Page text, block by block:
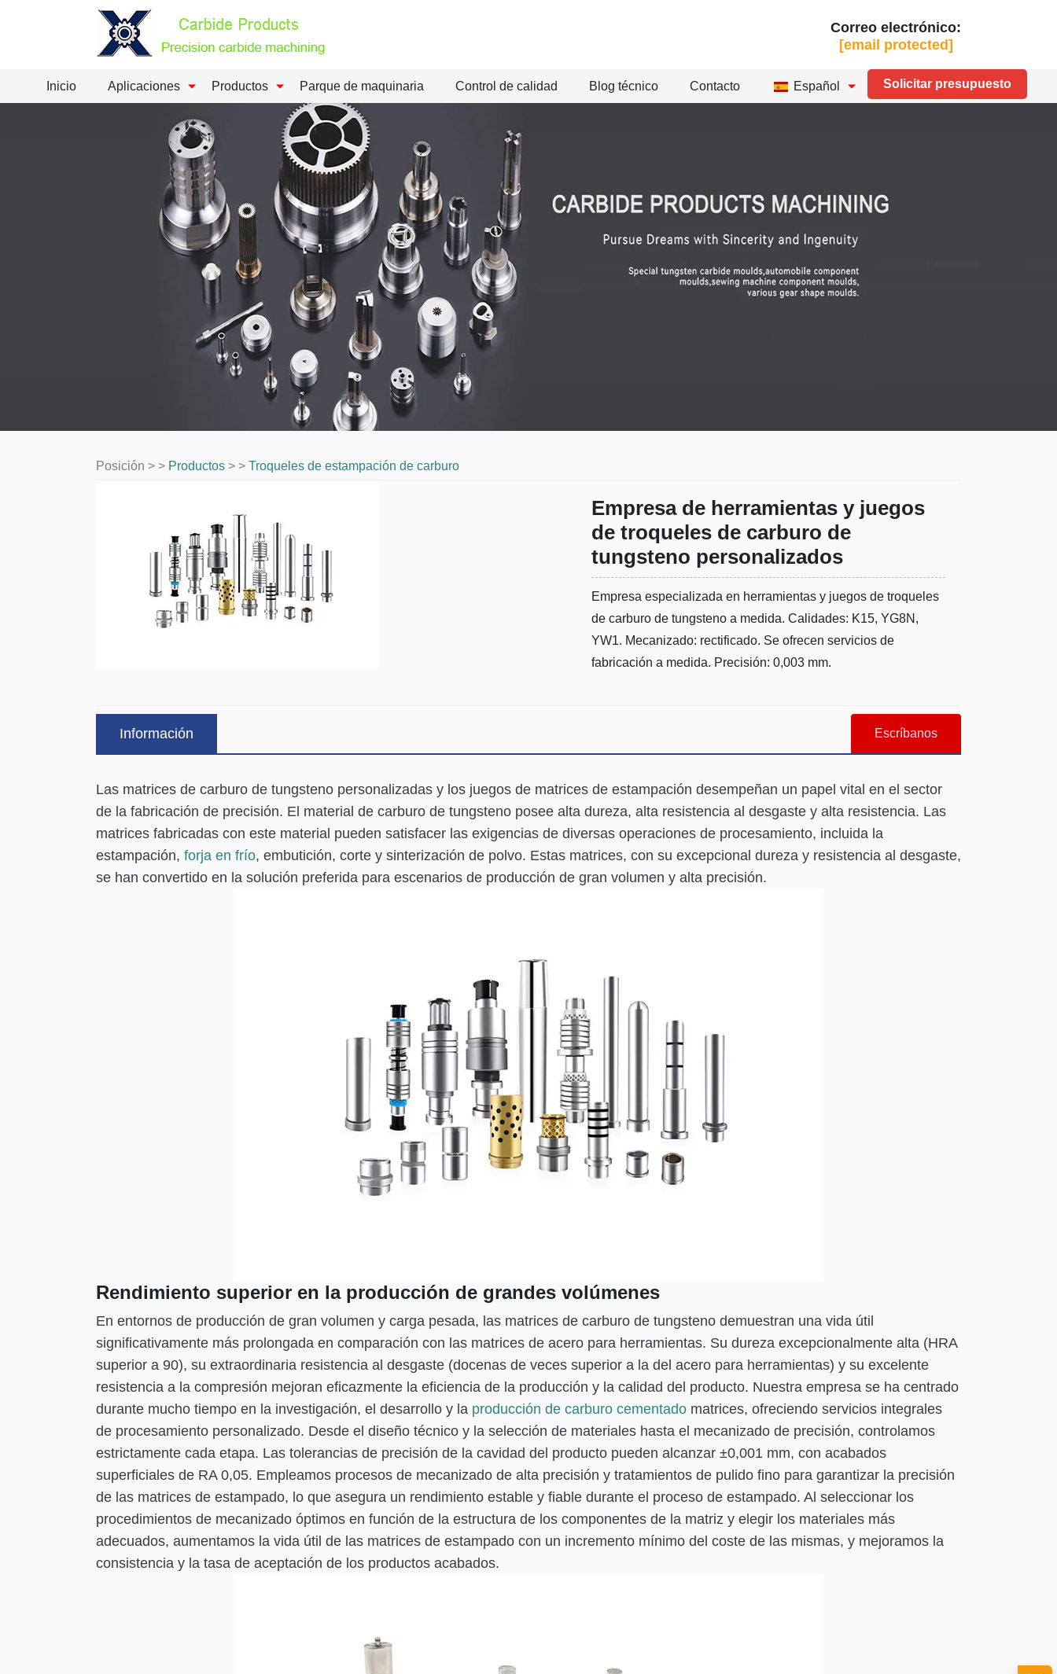
Correo electrónico:
[email protected]
Inicio Aplicaciones Productos Parque de maquinaria Control de calidad Blog técnico Contacto Español Solicitar presupuesto
Posición > > Productos > > Troqueles de estampación de carburo
Empresa de herramientas y juegos
de troqueles de carburo de
tungsteno personalizados
Empresa especializada en herramientas y juegos de troqueles
de carburo de tungsteno a medida. Calidades: K15, YG8N,
YW1. Mecanizado: rectificado. Se ofrecen servicios de
fabricación a medida. Precisión: 0,003 mm.
Información Escríbanos
Las matrices de carburo de tungsteno personalizadas y los juegos de matrices de estampación desempeñan un papel vital en el sector
de la fabricación de precisión. El material de carburo de tungsteno posee alta dureza, alta resistencia al desgaste y alta resistencia. Las
matrices fabricadas con este material pueden satisfacer las exigencias de diversas operaciones de procesamiento, incluida la
estampación, forja en frío, embutición, corte y sinterización de polvo. Estas matrices, con su excepcional dureza y resistencia al desgaste,
se han convertido en la solución preferida para escenarios de producción de gran volumen y alta precisión.
Rendimiento superior en la producción de grandes volúmenes
En entornos de producción de gran volumen y carga pesada, las matrices de carburo de tungsteno demuestran una vida útil
significativamente más prolongada en comparación con las matrices de acero para herramientas. Su dureza excepcionalmente alta (HRA
superior a 90), su extraordinaria resistencia al desgaste (docenas de veces superior a la del acero para herramientas) y su excelente
resistencia a la compresión mejoran eficazmente la eficiencia de la producción y la calidad del producto. Nuestra empresa se ha centrado
durante mucho tiempo en la investigación, el desarrollo y la producción de carburo cementado matrices, ofreciendo servicios integrales
de procesamiento personalizado. Desde el diseño técnico y la selección de materiales hasta el mecanizado de precisión, controlamos
estrictamente cada etapa. Las tolerancias de precisión de la cavidad del producto pueden alcanzar ±0,001 mm, con acabados
superficiales de RA 0,05. Empleamos procesos de mecanizado de alta precisión y tratamientos de pulido fino para garantizar la precisión
de las matrices de estampado, lo que asegura un rendimiento estable y fiable durante el proceso de estampado. Al seleccionar los
procedimientos de mecanizado óptimos en función de la estructura de los componentes de la matriz y elegir los materiales más
adecuados, aumentamos la vida útil de las matrices de estampado con un incremento mínimo del coste de las mismas, y mejoramos la
consistencia y la tasa de aceptación de los productos acabados.